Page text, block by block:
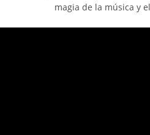
magia de la música y